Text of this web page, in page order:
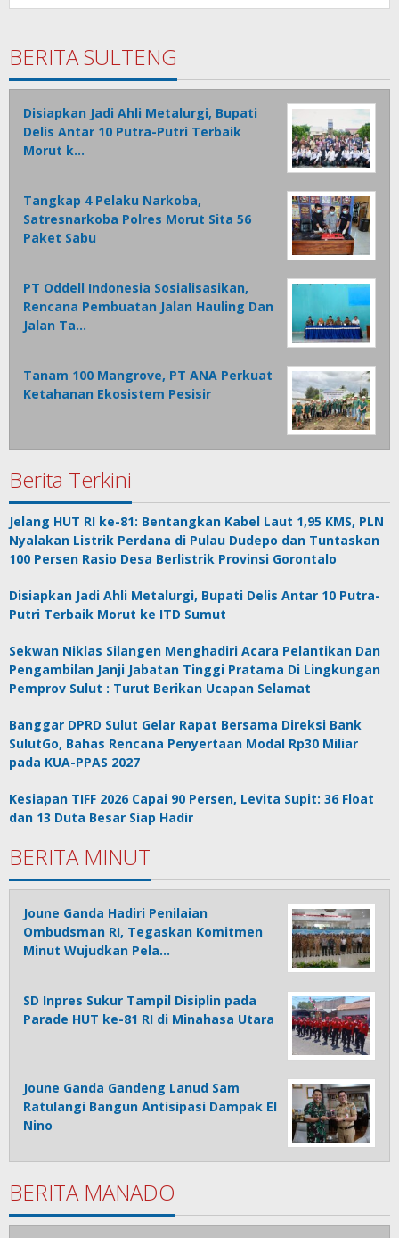
BERITA SULTENG
Disiapkan Jadi Ahli Metalurgi, Bupati
Delis Antar 10 Putra-Putri Terbaik
Morut k…
Tangkap 4 Pelaku Narkoba,
Satresnarkoba Polres Morut Sita 56
Paket Sabu
PT Oddell Indonesia Sosialisasikan,
Rencana Pembuatan Jalan Hauling Dan
Jalan Ta…
Tanam 100 Mangrove, PT ANA Perkuat
Ketahanan Ekosistem Pesisir
Berita Terkini
Jelang HUT RI ke-81: Bentangkan Kabel Laut 1,95 KMS, PLN
Nyalakan Listrik Perdana di Pulau Dudepo dan Tuntaskan
100 Persen Rasio Desa Berlistrik Provinsi Gorontalo
Disiapkan Jadi Ahli Metalurgi, Bupati Delis Antar 10 Putra-
Putri Terbaik Morut ke ITD Sumut
Sekwan Niklas Silangen Menghadiri Acara Pelantikan Dan
Pengambilan Janji Jabatan Tinggi Pratama Di Lingkungan
Pemprov Sulut : Turut Berikan Ucapan Selamat
Banggar DPRD Sulut Gelar Rapat Bersama Direksi Bank
SulutGo, Bahas Rencana Penyertaan Modal Rp30 Miliar
pada KUA-PPAS 2027
Kesiapan TIFF 2026 Capai 90 Persen, Levita Supit: 36 Float
dan 13 Duta Besar Siap Hadir
BERITA MINUT
Joune Ganda Hadiri Penilaian
Ombudsman RI, Tegaskan Komitmen
Minut Wujudkan Pela…
SD Inpres Sukur Tampil Disiplin pada
Parade HUT ke-81 RI di Minahasa Utara
Joune Ganda Gandeng Lanud Sam
Ratulangi Bangun Antisipasi Dampak El
Nino
BERITA MANADO